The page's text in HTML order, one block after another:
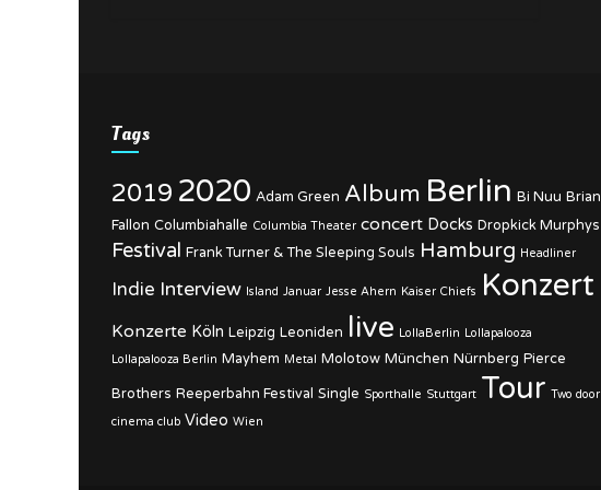
Tags
2019 2020 Adam Green Album Berlin Bi Nuu Brian
Fallon Columbiahalle Columbia Theater concert Docks Dropkick Murphys
Festival Frank Turner & The Sleeping Souls Hamburg Headliner
Indie Interview Island Januar Jesse Ahern Kaiser Chiefs Konzert
Konzerte Köln Leipzig Leoniden live LollaBerlin Lollapalooza
Lollapalooza Berlin Mayhem Metal Molotow München Nürnberg Pierce
Brothers Reeperbahn Festival Single Sporthalle Stuttgart Tour Two door
cinema club Video Wien